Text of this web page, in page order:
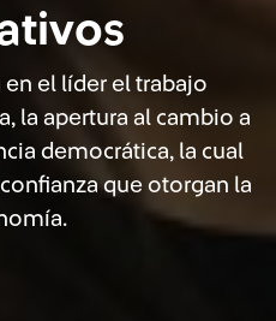
en el líder el trabajo
la apertura al cambio a
democrática, la cual
que otorgan la